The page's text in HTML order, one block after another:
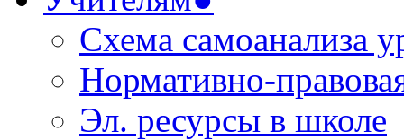
Схема самоанализа
Нормативно-
Эл. ресурсы в школе